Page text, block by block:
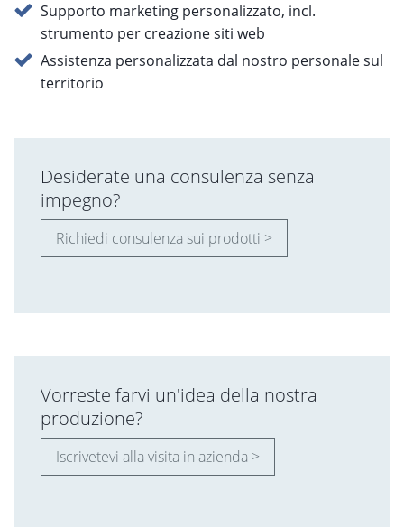
Supporto marketing personalizzato, incl.
strumento per creazione siti web
Assistenza personalizzata dal nostro personale sul
territorio
Desiderate una consulenza senza
impegno?
Richiedi consulenza sui prodotti >
Vorreste farvi un'idea della nostra
produzione?
Iscrivetevi alla visita in azienda >